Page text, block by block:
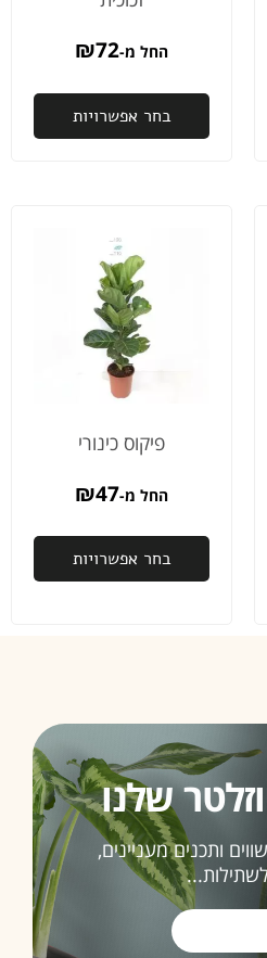
בבוקר
למחרת
ההזמנה
מאליו
תהיה
האחרונה
ממליצה
בחום
3>
החל מ- ₪72
בחר אפשרויות
פיקוס כינורי
החל מ- ₪47
בחר אפשרויות
שלנו
ותכנים מעניינים,